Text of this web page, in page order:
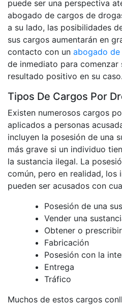
puede ser una perspectiva
abogado de cargos de
a su lado, las posibilidades
sus cargos aumentarán en
contacto con un abogado de
de inmediato para comenzar
resultado positivo en su caso.
Tipos De Cargos Por
Existen numerosos cargos
aplicados a personas
incluyen la posesión de una
más grave si un individuo
la sustancia ilegal. La
común, pero en realidad, los
pueden ser acusados ​​con
Posesión de una
Vender una
Obtener o
Fabricación
Posesión con la
Entrega
Tráfico
Muchos de estos cargos